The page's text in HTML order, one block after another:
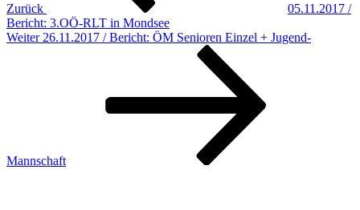
Zurück
05.11.2017 /
Bericht: 3.OÖ-RLT in Mondsee
Nächster
Weiter 26.11.2017 / Bericht: ÖM Senioren Einzel + Jugend-
Mannschaft